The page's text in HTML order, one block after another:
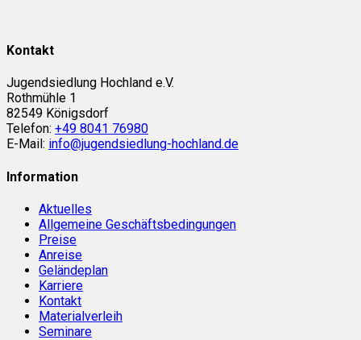
Kontakt
Jugendsiedlung Hochland e.V.
Rothmühle 1
82549 Königsdorf
Telefon: +49 8041 76980
E-Mail: info@jugendsiedlung-hochland.de
Information
Aktuelles
Allgemeine Geschäftsbedingungen
Preise
Anreise
Geländeplan
Karriere
Kontakt
Materialverleih
Seminare